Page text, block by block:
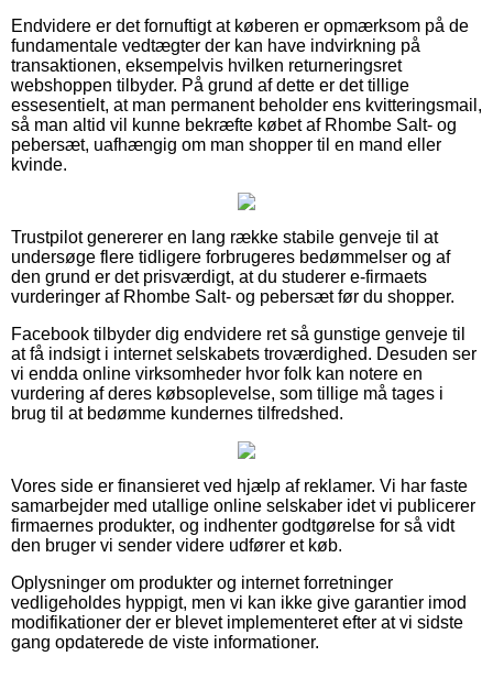
Endvidere er det fornuftigt at køberen er opmærksom på de
fundamentale vedtægter der kan have indvirkning på
transaktionen, eksempelvis hvilken returneringsret
webshoppen tilbyder. På grund af dette er det tillige
essesentielt, at man permanent beholder ens kvitteringsmail,
så man altid vil kunne bekræfte købet af Rhombe Salt- og
pebersæt, uafhængig om man shopper til en mand eller
kvinde.
Trustpilot genererer en lang række stabile genveje til at
undersøge flere tidligere forbrugeres bedømmelser og af
den grund er det prisværdigt, at du studerer e-firmaets
vurderinger af Rhombe Salt- og pebersæt før du shopper.
Facebook tilbyder dig endvidere ret så gunstige genveje til
at få indsigt i internet selskabets troværdighed. Desuden ser
vi endda online virksomheder hvor folk kan notere en
vurdering af deres købsoplevelse, som tillige må tages i
brug til at bedømme kundernes tilfredshed.
Vores side er finansieret ved hjælp af reklamer. Vi har faste
samarbejder med utallige online selskaber idet vi publicerer
firmaernes produkter, og indhenter godtgørelse for så vidt
den bruger vi sender videre udfører et køb.
Oplysninger om produkter og internet forretninger
vedligeholdes hyppigt, men vi kan ikke give garantier imod
modifikationer der er blevet implementeret efter at vi sidste
gang opdaterede de viste informationer.